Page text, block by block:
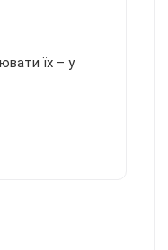
їх – у